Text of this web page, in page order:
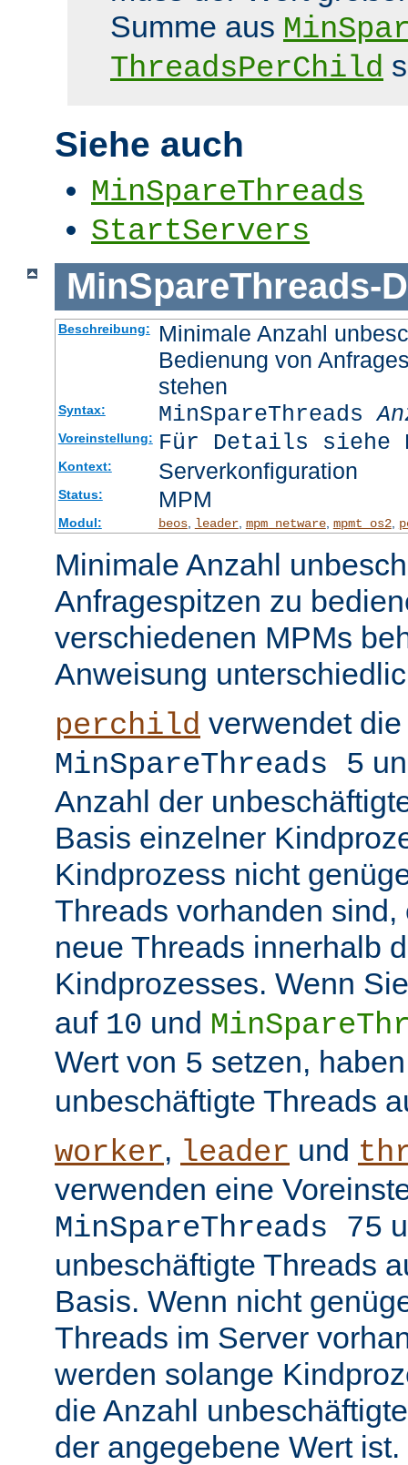
Summe aus
ThreadsPerChild
Siehe auch
MinSpareThreads
StartServers
MinSpareThreads-
Beschreibung:
Minimale Anzahl
Bedienung von
stehen
Syntax: MinSpareThreads
Voreinstellung: Für Details siehe
Kontext: Serverkonfiguration
Status: MPM
Modul: beos, leader, mpm_netware, mpmt_os2,
Minimale Anzahl
Anfragespitzen zu
verschiedenen MPMs
Anweisung
perchild verwendet
MinSpareThreads 5
Anzahl der
Basis einzelner
Kindprozess nicht
Threads vorhanden
neue Threads innerhalb
Kindprozesses. Wenn
auf 10 und
Wert von 5 setzen,
unbeschäftigte Threads
worker, leader und
verwenden eine
MinSpareThreads 75
unbeschäftigte Threads
Basis. Wenn nicht
Threads im Server
werden solange
die Anzahl
der angegebene Wert ist.